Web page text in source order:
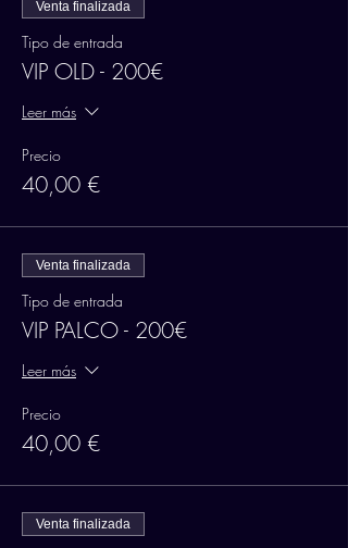
Venta finalizada
Tipo de entrada
VIP OLD - 200€
Leer más
Precio
40,00 €
Venta finalizada
Tipo de entrada
VIP PALCO - 200€
Leer más
Precio
40,00 €
Venta finalizada